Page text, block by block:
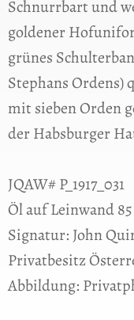
Schnurrbart und
goldener
grünes
Stephans Ordens)
mit sieben Orden
der Habsburger
JQAW# P_1917_031
Öl auf Leinwand
Signatur: John
Privatbesitz
Abbildung: